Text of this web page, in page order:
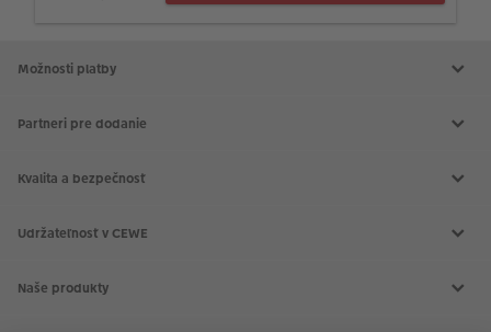
Možnosti platby
Partneri pre dodanie
Kvalita a bezpečnosť
Udržateľnosť v CEWE
Naše produkty